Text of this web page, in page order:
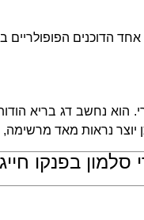
הדוכנים הפופולריים
הוא נחשב דג בריא
יוצר נראות מאד
סלמון בפנקו